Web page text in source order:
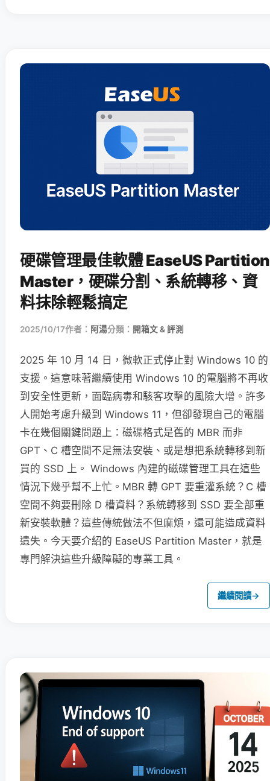
硬碟管理最佳軟體 EaseUS Partition
Master，硬碟分割、系統轉移、資
料抹除輕鬆搞定
2025/10/17作者： 阿湯分類： 開箱文 & 評測
2025 年 10 月 14 日，微軟正式停止對 Windows 10 的
支援。這意味著繼續使用 Windows 10 的電腦將不再收
到安全性更新，面臨病毒和駭客攻擊的風險大增。許多
人開始考慮升級到 Windows 11，但卻發現自己的電腦
卡在幾個關鍵問題上：磁碟格式是舊的 MBR 而非
GPT、C 槽空間不足無法安裝、或是想把系統轉移到新
買的 SSD 上。 Windows 內建的磁碟管理工具在這些
情況下幾乎幫不上忙。MBR 轉 GPT 要重灌系統？C 槽
空間不夠要刪除 D 槽資料？系統轉移到 SSD 要全部重
新安裝軟體？這些傳統做法不但麻煩，還可能造成資料
遺失。今天要介紹的 EaseUS Partition Master，就是
專門解決這些升級障礙的專業工具。
繼續閱讀→